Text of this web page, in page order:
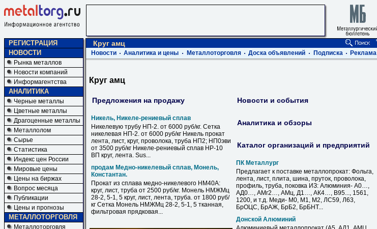
РЕГИСТРАЦИЯ
НОВОСТИ
Рынка металлов
Новости компаний
Информагентства
АНАЛИТИКА
Черные металлы
Цветные металлы
Драгоценные металлы
Металлолом
Сырье
Статистика
Индекс цен России
Мировые цены
Цены на биржах
Вопрос месяца
Публикации
Цены и прогнозы
МЕТАЛЛОТОРГОВЛЯ
Металлоторговля
Круг амц
Новости Аналитика и цены Металлоторговля Доска объявлений Подписка Реклама
Круг амц
Предложения на продажу
Никель, Никеле-рениевый сплав
Никелевую трубу НП-2. от 6000 руб/кг. Сетка
никелевая НП-2. от 6000 руб/кг Никель прокат
лента, лист, круг, проволока, труба НП2; НП0эви
от 3500 руб/кг Никеле-рениевый сплав НР-10
ВП круг, лента. Sus...
продам Медно-никелевый сплав, Монель,
Константан.
Прокат из сплава медно-никелевого НМ40А:
круг, лист, труба от 2500 руб/кг. Монель НМЖМц
28-2, 5-1, 5 круг, лист, лента, труба. от 1800 руб/
кг Сетка Монель НМЖМц 28-2, 5-1, 5 тканная,
фильтровая прядковая...
Новости и события
Аналитика и обзоры
Каталог организаций и предприятий
ПК Металлург
Предлагает к поставке металлопрокат: Фольга,
лента, лист, плита, шина, пруток, проволока,
профиль, труба, поковка ИЗ: Алюминия- А0…,
АД0…, АМг2…, АМц, Д1…, АК4…, В95..., 1561,
1200, и т.д. Меди- М0, М1, М2, ЛС59, Л63,
БрОЦС, БрАЖ, БрБ2, БрБНТ...
Донской Алюминий